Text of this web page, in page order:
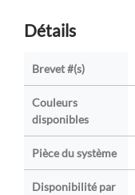
Détails
Brevet #(s)
Couleurs
disponibles
Pièce du système
Disponibilité par